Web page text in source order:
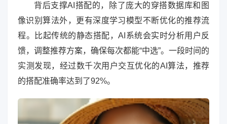
背后支撑AI搭配的，除了庞大的穿搭数据库和图
像识别算法外，更有深度学习模型不断优化的推荐流
程。比起传统的静态搭配，AI系统会实时分析用户反
馈，调整推荐方案，确保每次都能“中选”。一段时间的
实测发现，经过数千次用户交互优化的AI算法，推荐
的搭配准确率达到了92%。